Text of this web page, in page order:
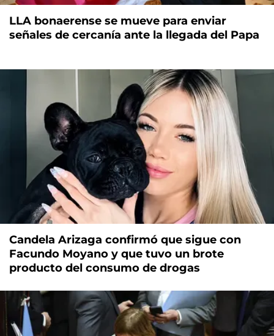
LLA bonaerense se mueve para enviar
señales de cercanía ante la llegada del Papa
Candela Arizaga confirmó que sigue con
Facundo Moyano y que tuvo un brote
producto del consumo de drogas